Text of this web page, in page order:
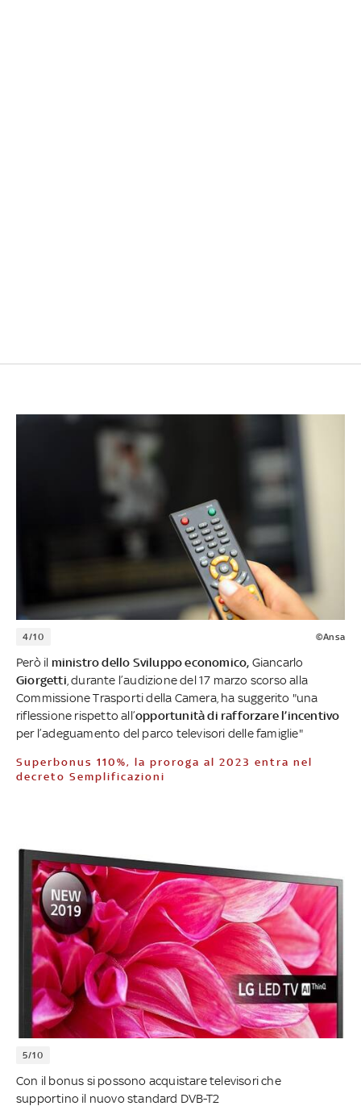
4/10 ©Ansa
Però il ministro dello Sviluppo economico, Giancarlo
Giorgetti , durante l’audizione del 17 marzo scorso alla
Commissione Trasporti della Camera, ha suggerito "una
riflessione rispetto all’opportunità di rafforzare l’incentivo
per l’adeguamento del parco televisori delle famiglie"
Superbonus 110%, la proroga al 2023 entra nel
decreto Semplificazioni
5/10
Con il bonus si possono acquistare televisori che
supportino il nuovo standard DVB-T2